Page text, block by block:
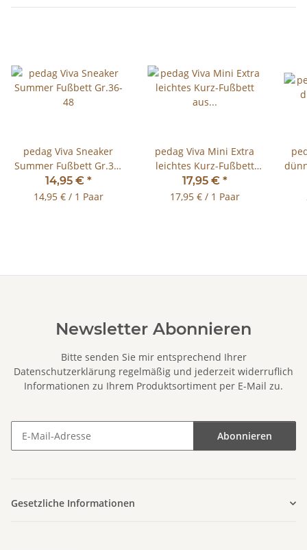
pedag Viva Sneaker
Summer Fußbett Gr.36-
48
14,95 € *
14,95 € / 1 Paar
pedag Viva Mini Extra
leichtes Kurz-Fußbett
aus Leder Gr.35-47
17,95 € *
17,95 € / 1 Paar
Newsletter Abonnieren
Bitte senden Sie mir entsprechend Ihrer
Datenschutzerklärung regelmäßig und jederzeit widerruflich
Informationen zu Ihrem Produktsortiment per E-Mail zu.
Abonnieren
Gesetzliche Informationen